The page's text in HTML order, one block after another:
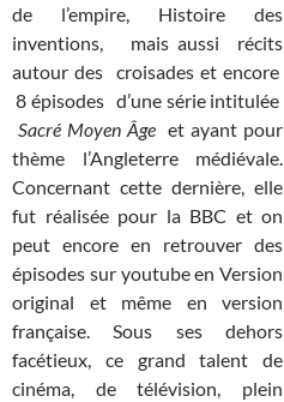
de l’empire, Histoire des
inventions, mais aussi récits
autour des croisades et encore
8 épisodes d’une série intitulée
Sacré Moyen Âge et ayant pour
thème l’Angleterre médiévale.
Concernant cette dernière, elle
fut réalisée pour la BBC et on
peut encore en retrouver des
épisodes sur youtube en Version
original et même en version
française. Sous ses dehors
facétieux, ce grand talent de
cinéma, de télévision, plein